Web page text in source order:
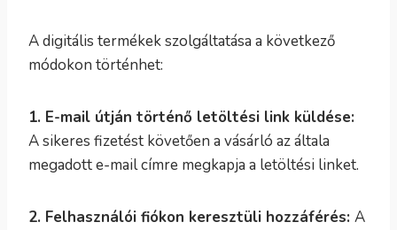
A digitális termékek szolgáltatása a következő
módokon történhet:
1. E-mail útján történő letöltési link küldése:
A sikeres fizetést követően a vásárló az általa
megadott e-mail címre megkapja a letöltési linket.
2. Felhasználói fiókon keresztüli hozzáférés: A